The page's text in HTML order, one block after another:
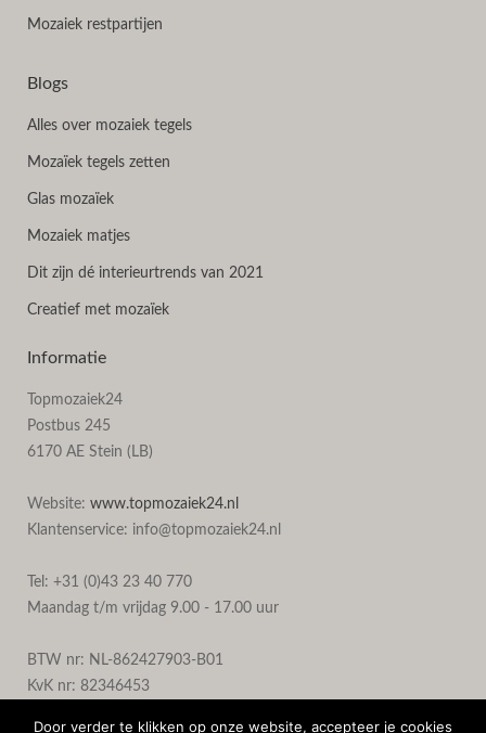
Mozaiek restpartijen
Blogs
Alles over mozaiek tegels
Mozaïek tegels zetten
Glas mozaïek
Mozaiek matjes
Dit zijn dé interieurtrends van 2021
Creatief met mozaïek
Informatie
Topmozaiek24
Postbus 245
6170 AE Stein (LB)
Website: www.topmozaiek24.nl
Klantenservice: info@topmozaiek24.nl
Tel: +31 (0)43 23 40 770
Maandag t/m vrijdag 9.00 - 17.00 uur
BTW nr: NL-862427903-B01
KvK nr: 82346453
Door verder te klikken op onze website, accepteer je cookies